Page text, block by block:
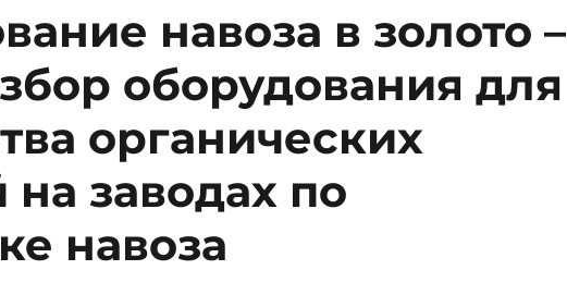
навоза в золото –
оборудования для
органических
заводах по
навоза